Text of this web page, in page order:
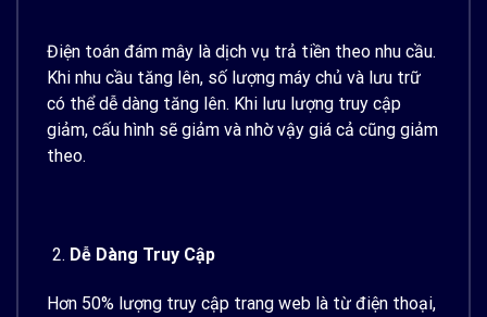
Điện toán đám mây là dịch vụ trả tiền theo nhu cầu.
Khi nhu cầu tăng lên, số lượng máy chủ và lưu trữ
có thể dễ dàng tăng lên. Khi lưu lượng truy cập
giảm, cấu hình sẽ giảm và nhờ vậy giá cả cũng giảm
theo.
Dễ Dàng Truy Cập
Hơn 50% lượng truy cập trang web là từ điện thoại,